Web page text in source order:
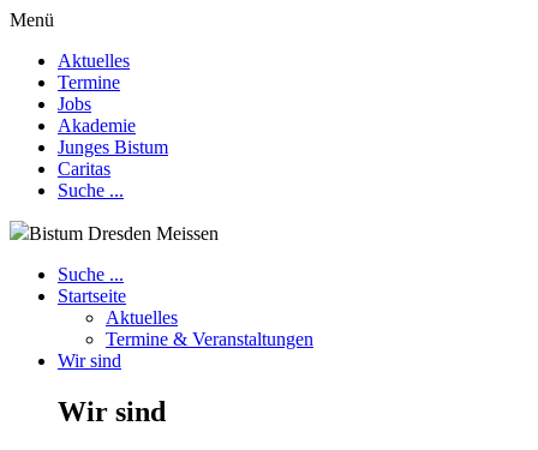
Menü
Aktuelles
Termine
Jobs
Akademie
Junges Bistum
Caritas
Suche ...
Bistum Dresden Meissen
Suche ...
Startseite
Aktuelles
Termine & Veranstaltungen
Wir sind
Wir sind